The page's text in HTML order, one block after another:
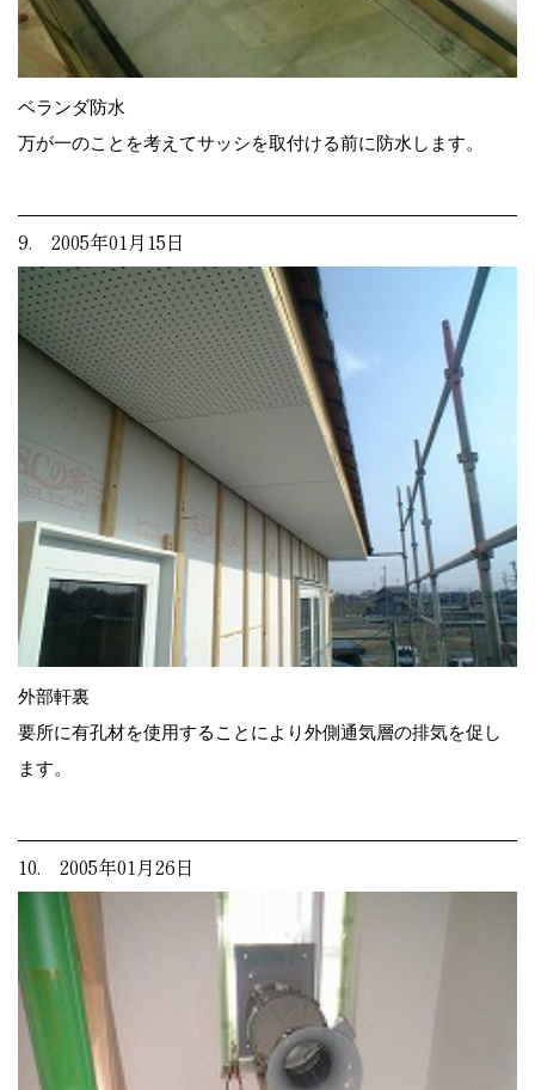
ベランダ防水
万が一のことを考えてサッシを取付ける前に防水します。
9. 2005年01月15日
外部軒裏
要所に有孔材を使用することにより外側通気層の排気を促し
ます。
10. 2005年01月26日